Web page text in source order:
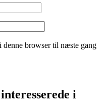
browser til næste gang
i